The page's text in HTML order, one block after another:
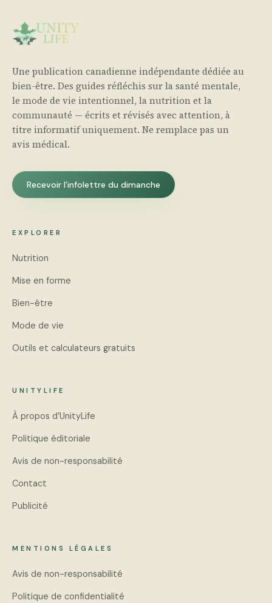
Une publication canadienne indépendante dédiée au
bien-être. Des guides réfléchis sur la santé mentale,
le mode de vie intentionnel, la nutrition et la
communauté — écrits et révisés avec attention, à
titre informatif uniquement. Ne remplace pas un
avis médical.
Recevoir l’infolettre du dimanche
EXPLORER
Nutrition
Mise en forme
Bien-être
Mode de vie
Outils et calculateurs gratuits
UNITYLIFE
À propos d’UnityLife
Politique éditoriale
Avis de non-responsabilité
Contact
Publicité
MENTIONS LÉGALES
Avis de non-responsabilité
Politique de confidentialité